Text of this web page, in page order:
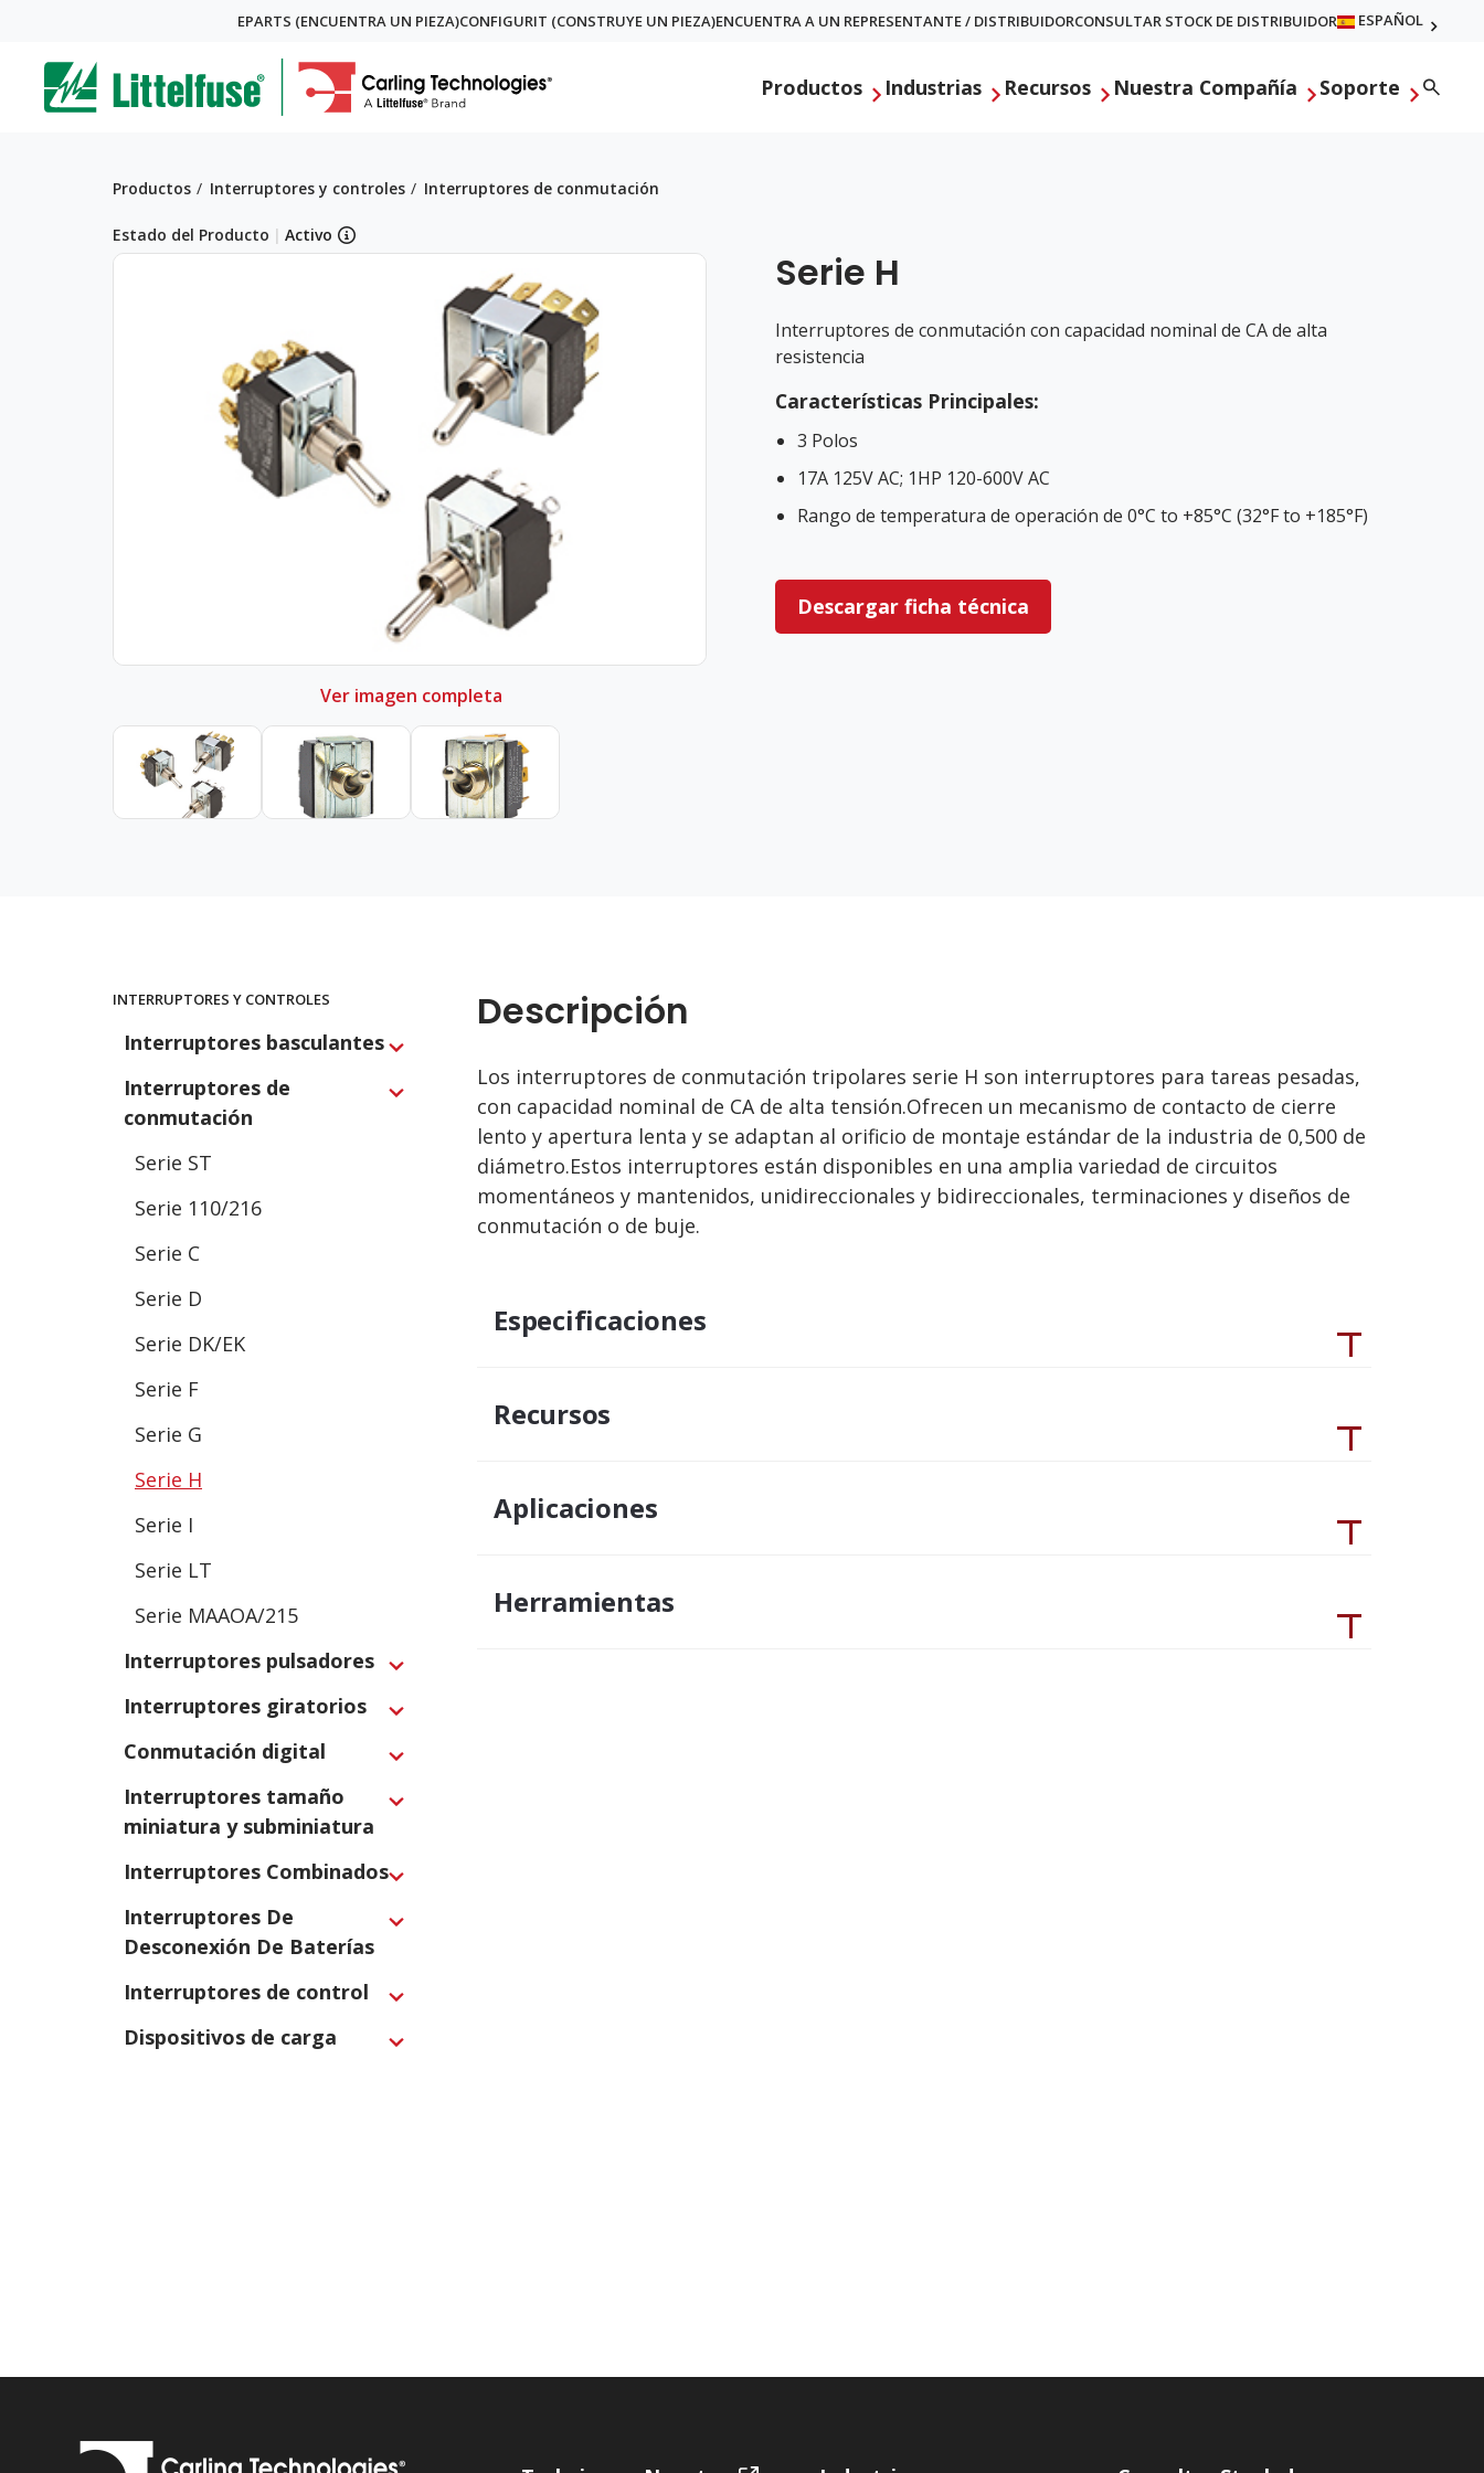
content
Global
EPARTS (ENCUENTRA UN PIEZA)CONFIGURIT (CONSTRUYE UN PIEZA)ENCUENTRA A UN REPRESENTANTE / DISTRIBUIDORCONSULTAR STOCK DE DISTRIBUIDOR ESPAÑOL
Productos Industrias Recursos Nuestra Compañía Soporte
Breadcrumb
Productos Interruptores y controles Interruptores de conmutación
Estado del Producto | Activo
Ver imagen completa
Serie H
Interruptores de conmutación con capacidad nominal de CA de alta
resistencia
Características Principales:
3 Polos
17A 125V AC; 1HP 120-600V AC
Rango de temperatura de operación de 0°C to +85°C (32°F to +185°F)
Descargar ficha técnica
Main
INTERRUPTORES Y CONTROLES
Interruptores basculantes Expand
Interruptores de
conmutación
Expand
Serie ST
Serie 110/216
Serie C
Serie D
Serie DK/EK
Serie F
Serie G
Serie H
Serie I
Serie LT
Serie MAAOA/215
Interruptores pulsadores
Expand
Interruptores giratorios Expand
Conmutación digital Expand
Interruptores tamaño
miniatura y subminiatura
Expand
Interruptores Combinados Expand
Interruptores De
Desconexión De Baterías
Expand
Interruptores de control Expand
Dispositivos de carga Expand
Descripción
Los interruptores de conmutación tripolares serie H son interruptores para tareas pesadas,
con capacidad nominal de CA de alta tensión.Ofrecen un mecanismo de contacto de cierre
lento y apertura lenta y se adaptan al orificio de montaje estándar de la industria de 0,500 de
diámetro.Estos interruptores están disponibles en una amplia variedad de circuitos
momentáneos y mantenidos, unidireccionales y bidireccionales, terminaciones y diseños de
conmutación o de buje.
Especificaciones
Recursos
Aplicaciones
Herramientas